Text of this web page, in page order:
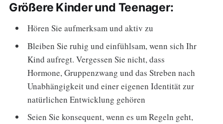
Größere Kinder und Teenager:
Hören Sie aufmerksam und aktiv zu
Bleiben Sie ruhig und einfühlsam, wenn sich Ihr
Kind aufregt. Vergessen Sie nicht, dass
Hormone, Gruppenzwang und das Streben nach
Unabhängigkeit und einer eigenen Identität zur
natürlichen Entwicklung gehören
Seien Sie konsequent, wenn es um Regeln geht,